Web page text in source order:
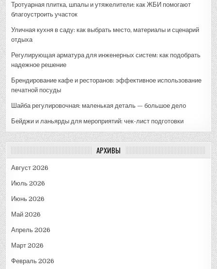
Тротуарная плитка, шпалы и утяжелители: как ЖБИ помогают
благоустроить участок
Уличная кухня в саду: как выбрать место, материалы и сценарий
отдыха
Регулирующая арматура для инженерных систем: как подобрать
надежное решение
Брендирование кафе и ресторанов: эффективное использование
печатной посуды
Шайба регулировочная: маленькая деталь — большое дело
Бейджи и ланьярды для мероприятий: чек-лист подготовки
АРХИВЫ
Август 2026
Июль 2026
Июнь 2026
Май 2026
Апрель 2026
Март 2026
Февраль 2026